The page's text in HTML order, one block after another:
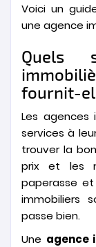
Voici un
une agence
Quels
fournit-
Les
services à
trouver la
prix et les
paperasse
immobiliers
passe bien.
Une agence